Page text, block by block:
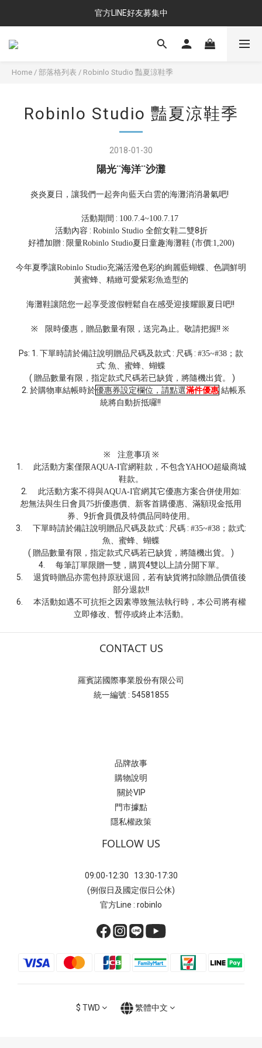
官方LINE好友募集中
Home / 部落格列表 / Robinlo Studio 豔夏涼鞋季
Robinlo Studio 豔夏涼鞋季
2018-01-30
陽光˙˙海洋˙˙沙灘
炎炎夏日，讓我們一起奔向藍天白雲的海灘消消暑氣吧!
活動期間 : 100.7.4~100.7.17
活動內容 : Robinlo Studio 全館女鞋二雙8折
好禮加贈 : 限量Robinlo Studio夏日童趣海灘鞋 (市價:1,200)
今年夏季讓Robinlo Studio充滿活潑色彩的絢麗藍蝴蝶、色調鮮明
黃蜜蜂、精緻可愛紫彩魚造型的
海灘鞋讓陪您一起享受渡假輕鬆自在感受迎接耀眼夏日吧!!
※ 限時優惠，贈品數量有限，送完為止。敬請把握!! ※
Ps: 1. 下單時請於備註說明贈品尺碼及款式 : 尺碼 : #35~#38 ；款
式: 魚、蜜蜂、蝴蝶
( 贈品數量有限，指定款式尺碼若已缺貨，將隨機出貨。 )
2. 於購物車結帳時於優惠券設定欄位，請點選滿件優惠 結帳系
統將自動折抵囉!!
※
注意事項 ※
1.
此活動方案僅限AQUA-I官網鞋款，不包含YAHOO超級商城
鞋款。
2.
此活動方案不得與AQUA-I官網其它優惠方案合併使用如:
恕無法與生日會員 75折優惠價、新客首購優惠、滿額現金抵用
券、9折會員價及特價品同時使用。
3.
下單時請於備註說明贈品尺碼及款式 : 尺碼 : #35~#38 ；款式:
魚、蜜蜂、蝴蝶
( 贈品數量有限，指定款式尺碼若已缺貨，將隨機出貨。 )
4.
每筆訂單限贈一雙，購買4雙以上請分開下單。
5.
退貨時贈品亦需包持原狀退回，若有缺貨將扣除贈品價值後
部分退款!!
6.
本活動如遇不可抗拒之因素導致無法執行時，本公司將有權
立即修改、暫停或終止本活動。
CONTACT US
羅賓諾國際事業股份有限公司
統一編號 : 54581855
品牌故事
購物說明
關於VIP
門市據點
隱私權政策
FOLLOW US
09:00-12:30 13:30-17:30
(例假日及國定假日公休)
官方Line : robinlo
$ TWD 繁體中文